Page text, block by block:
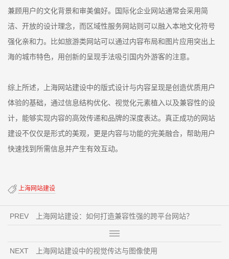
兼顾用户的文化背景和审美偏好。国际化企业网站通常会采用简
洁、开放的设计理念，而区域性服务网站则可以融入本地文化符号
强化亲和力。比如旅游类网站可以通过内容布局和图片应用突出上
海的城市特色，用创新的呈现手法吸引国内外游客的注意。
综上所述，上海网站建设中的版式设计与内容呈现是创造优质用户
体验的基础，通过信息结构优化、视觉化元素植入以及兼容性的设
计，能够实现内容的高效传递和品牌的深度表达。真正成功的网站
建设不仅仅是形式的美观，更是内容与功能的完美融合，帮助用户
快速找到所需信息并产生有效互动。
上海网站建设
PREV 上海网站建设：如何打造兼容性强的跨平台网站？
NEXT 上海网站建设中的视觉传达与图像使用